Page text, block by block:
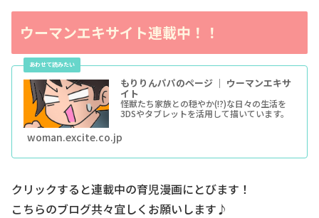
ウーマンエキサイト連載中！！
もりりんパパのページ ｜ ウーマンエキサ
イト
怪獣たち家族との穏やか(!?)な日々の生活を
3DSやタブレットを活用して描いています。
woman.excite.co.jp
クリックすると連載中の育児漫画にとびます！
こちらのブログ共々宜しくお願いします♪